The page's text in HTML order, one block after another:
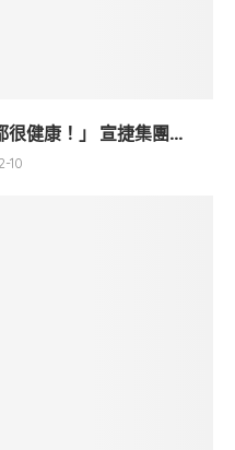
健康！」 宣捷集團...
10